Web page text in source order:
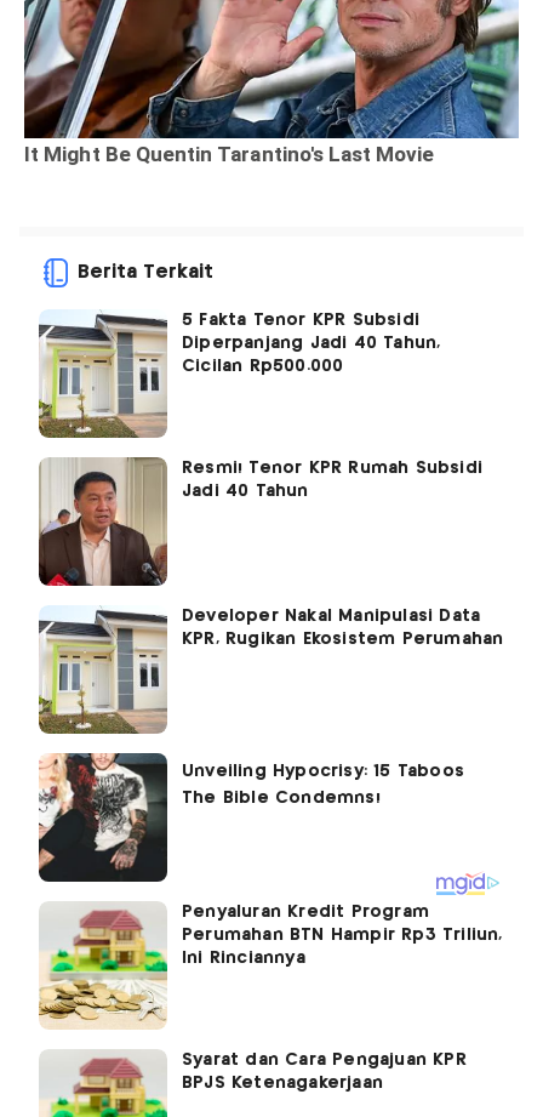
Berita Terkait
5 Fakta Tenor KPR Subsidi
Diperpanjang Jadi 40 Tahun,
Cicilan Rp500.000
Resmi! Tenor KPR Rumah Subsidi
Jadi 40 Tahun
Developer Nakal Manipulasi Data
KPR, Rugikan Ekosistem Perumahan
Penyaluran Kredit Program
Perumahan BTN Hampir Rp3 Triliun,
Ini Rinciannya
Syarat dan Cara Pengajuan KPR
BPJS Ketenagakerjaan